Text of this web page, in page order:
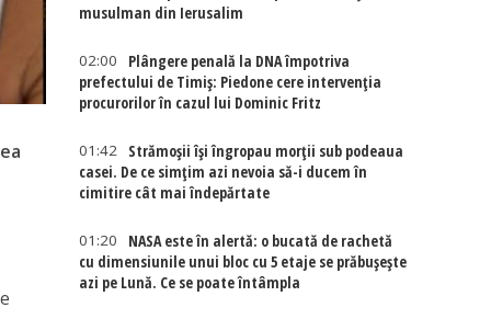
musulman din Ierusalim
02:00
Plângere penală la DNA împotriva
prefectului de Timiș: Piedone cere intervenția
procurorilor în cazul lui Dominic Fritz
01:42
Strămoșii își îngropau morții sub podeaua
casei. De ce simțim azi nevoia să-i ducem în
cimitire cât mai îndepărtate
01:20
NASA este în alertă: o bucată de rachetă
cu dimensiunile unui bloc cu 5 etaje se prăbușește
azi pe Lună. Ce se poate întâmpla